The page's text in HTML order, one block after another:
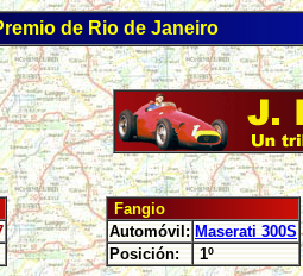
de Rio de Janeiro
Fangio
Automóvil: Maserati 300S
Posición:
1º